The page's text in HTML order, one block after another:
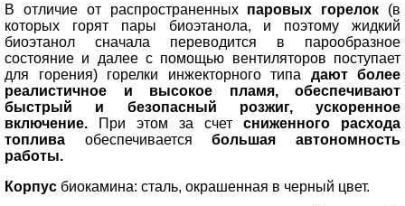
В отличие от распространенных паровых горелок (в
которых горят пары биоэтанола, и поэтому жидкий
биоэтанол сначала переводится в парообразное
состояние и далее с помощью вентиляторов поступает
для горения) горелки инжекторного типа дают более
реалистичное и высокое пламя, обеспечивают
быстрый и безопасный розжиг, ускоренное
включение.
При этом за счет сниженного расхода
топлива обеспечиваетсябольшая автономность
работы.
Корпус биокамина: сталь, окрашенная в черный цвет.